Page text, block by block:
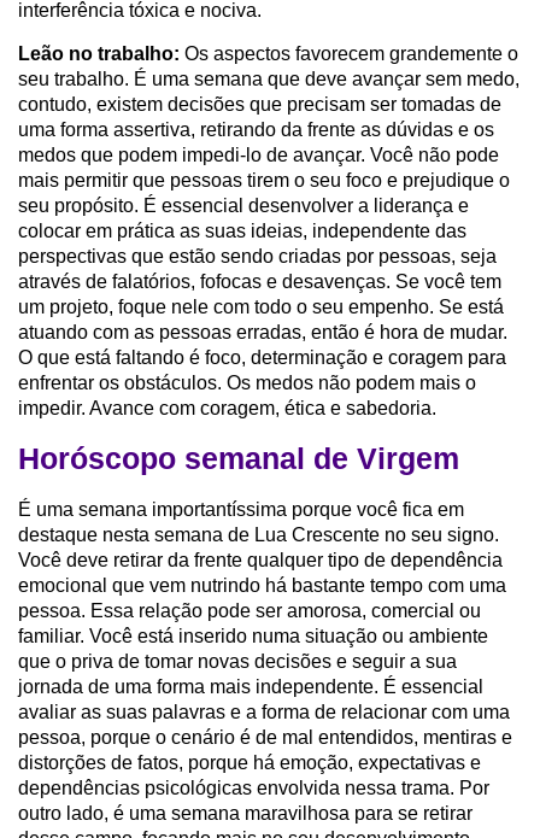
interferência tóxica e nociva.
Leão no trabalho: Os aspectos favorecem grandemente o
seu trabalho. É uma semana que deve avançar sem medo,
contudo, existem decisões que precisam ser tomadas de
uma forma assertiva, retirando da frente as dúvidas e os
medos que podem impedi-lo de avançar. Você não pode
mais permitir que pessoas tirem o seu foco e prejudique o
seu propósito. É essencial desenvolver a liderança e
colocar em prática as suas ideias, independente das
perspectivas que estão sendo criadas por pessoas, seja
através de falatórios, fofocas e desavenças. Se você tem
um projeto, foque nele com todo o seu empenho. Se está
atuando com as pessoas erradas, então é hora de mudar.
O que está faltando é foco, determinação e coragem para
enfrentar os obstáculos. Os medos não podem mais o
impedir. Avance com coragem, ética e sabedoria.
Horóscopo semanal de Virgem
É uma semana importantíssima porque você fica em
destaque nesta semana de Lua Crescente no seu signo.
Você deve retirar da frente qualquer tipo de dependência
emocional que vem nutrindo há bastante tempo com uma
pessoa. Essa relação pode ser amorosa, comercial ou
familiar. Você está inserido numa situação ou ambiente
que o priva de tomar novas decisões e seguir a sua
jornada de uma forma mais independente. É essencial
avaliar as suas palavras e a forma de relacionar com uma
pessoa, porque o cenário é de mal entendidos, mentiras e
distorções de fatos, porque há emoção, expectativas e
dependências psicológicas envolvida nessa trama. Por
outro lado, é uma semana maravilhosa para se retirar